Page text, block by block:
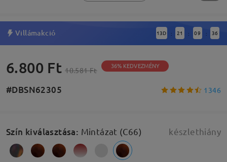
Villámakció 13D : 21 : 09 : 35
6.800 Ft 10.581 Ft 36% KEDVEZMÉNY
#DBSN62305 1346
Szín kiválasztása: Mintázat (C66) készlethiány